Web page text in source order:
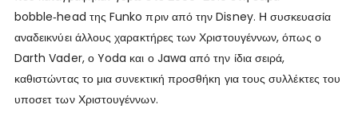
bobble‑head της Funko πριν από την Disney. Η συσκευασία
αναδεικνύει άλλους χαρακτήρες των Χριστουγέννων, όπως ο
Darth Vader, ο Yoda και ο Jawa από την ίδια σειρά,
καθιστώντας το μια συνεκτική προσθήκη για τους συλλέκτες του
υποσετ των Χριστουγέννων.